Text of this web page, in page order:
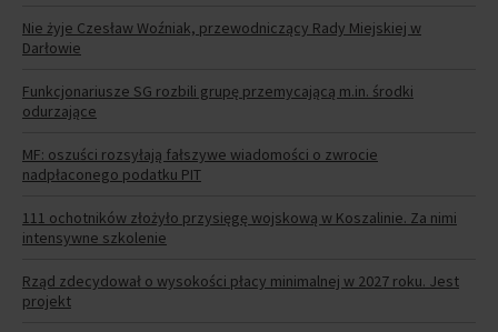
Nie żyje Czesław Woźniak, przewodniczący Rady Miejskiej w
Darłowie
Funkcjonariusze SG rozbili grupę przemycającą m.in. środki
odurzające
MF: oszuści rozsyłają fałszywe wiadomości o zwrocie
nadpłaconego podatku PIT
111 ochotników złożyło przysięgę wojskową w Koszalinie. Za nimi
intensywne szkolenie
Rząd zdecydował o wysokości płacy minimalnej w 2027 roku. Jest
projekt